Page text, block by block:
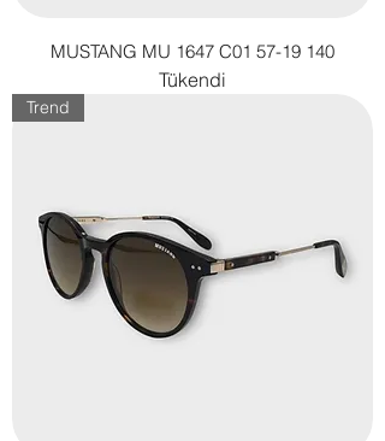
MUSTANG MU 1647 C01 57-19 140
Tükendi
Trend